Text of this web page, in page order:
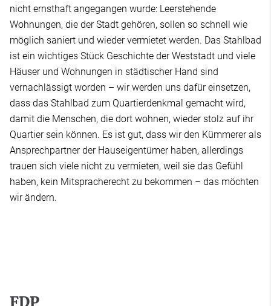
nicht ernsthaft angegangen wurde: Leerstehende
Wohnungen, die der Stadt gehören, sollen so schnell wie
möglich saniert und wieder vermietet werden. Das Stahlbad
ist ein wichtiges Stück Geschichte der Weststadt und viele
Häuser und Wohnungen in städtischer Hand sind
vernachlässigt worden – wir werden uns dafür einsetzen,
dass das Stahlbad zum Quartierdenkmal gemacht wird,
damit die Menschen, die dort wohnen, wieder stolz auf ihr
Quartier sein können. Es ist gut, dass wir den Kümmerer als
Ansprechpartner der Hauseigentümer haben, allerdings
trauen sich viele nicht zu vermieten, weil sie das Gefühl
haben, kein Mitspracherecht zu bekommen – das möchten
wir ändern.
FDP